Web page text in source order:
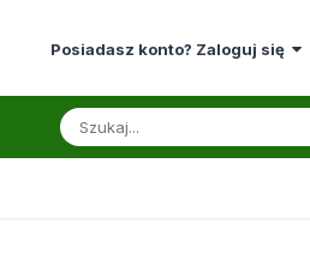
Posiadasz konto? Zaloguj się